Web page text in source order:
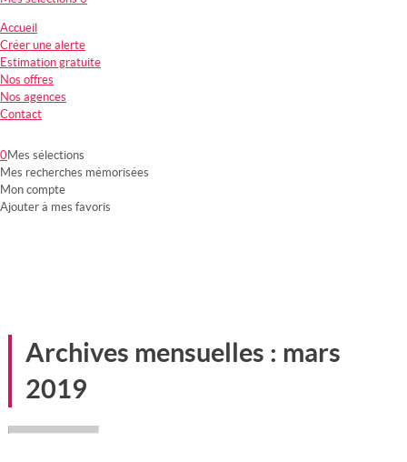
Accueil
Créer une alerte
Estimation gratuite
Nos offres
Nos agences
Contact
0Mes sélections
Mes recherches mémorisées
Mon compte
Ajouter à mes favoris
Archives mensuelles : mars
2019